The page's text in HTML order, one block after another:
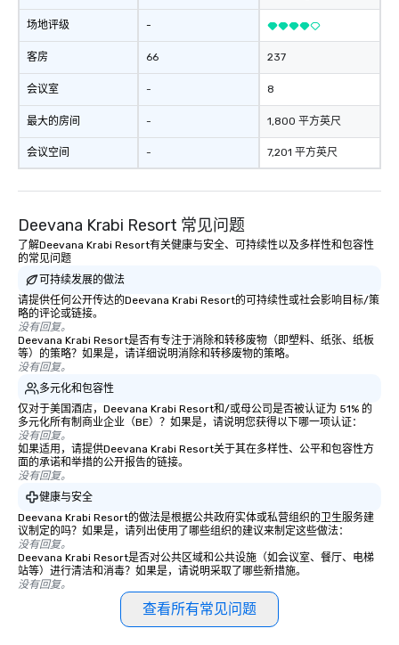
场地评级
客房
会议室
最大的房间
会议空间
-
66
-
-
-
237
8
1,800 平方英尺
7,201 平方英尺
Deevana Krabi Resort 常见问题
了解Deevana Krabi Resort有关健康与安全、可持续性以及多样性和包容性
的常见问题
可持续发展的做法
请提供任何公开传达的Deevana Krabi Resort的可持续性或社会影响目标/策
略的评论或链接。
没有回复。
Deevana Krabi Resort是否有专注于消除和转移废物（即塑料、纸张、纸板
等）的策略？如果是，请详细说明消除和转移废物的策略。
没有回复。
多元化和包容性
仅对于美国酒店，Deevana Krabi Resort和/或母公司是否被认证为 51% 的
多元化所有制商业企业（BE）？如果是，请说明您获得以下哪一项认证：
没有回复。
如果适用，请提供Deevana Krabi Resort关于其在多样性、公平和包容性方
面的承诺和举措的公开报告的链接。
没有回复。
健康与安全
Deevana Krabi Resort的做法是根据公共政府实体或私营组织的卫生服务建
议制定的吗？如果是，请列出使用了哪些组织的建议来制定这些做法：
没有回复。
Deevana Krabi Resort是否对公共区域和公共设施（如会议室、餐厅、电梯
站等）进行清洁和消毒？如果是，请说明采取了哪些新措施。
没有回复。
查看所有常见问题